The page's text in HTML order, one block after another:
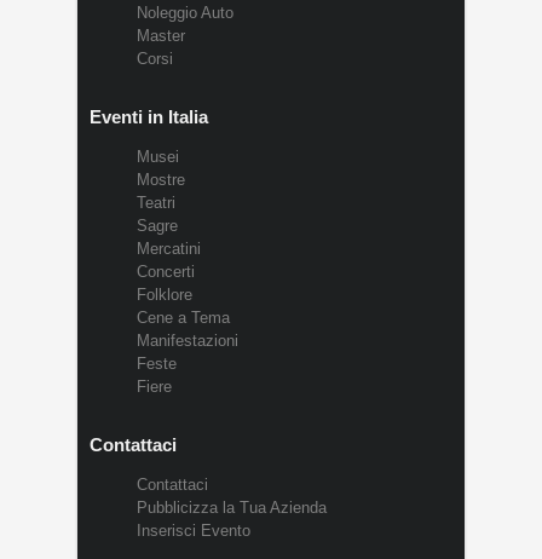
Noleggio Auto
Master
Corsi
Eventi in Italia
Musei
Mostre
Teatri
Sagre
Mercatini
Concerti
Folklore
Cene a Tema
Manifestazioni
Feste
Fiere
Contattaci
Contattaci
Pubblicizza la Tua Azienda
Inserisci Evento